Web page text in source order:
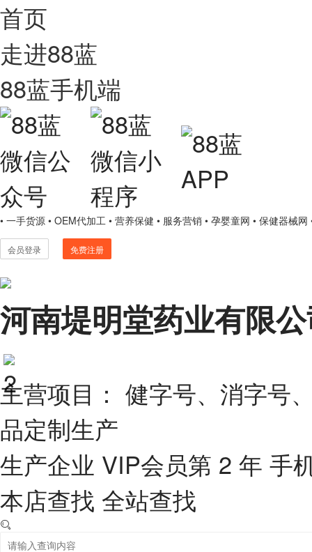
首页
走进88蓝
88蓝手机端
• 一手货源 • OEM代加工 • 营养保健 • 服务营销 • 孕婴童网 • 保健器械网
会员登录 免费注册
河南堤明堂药业有限
主营项目： 健字号、消字号
品定制生产
生产企业 VIP会员第 2 年 手
本店查找 全站查找